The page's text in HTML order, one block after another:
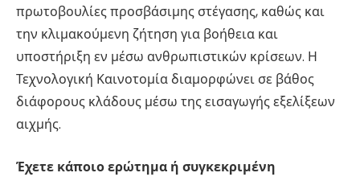
πρωτοβουλίες προσβάσιμης στέγασης, καθώς και
την κλιμακούμενη ζήτηση για βοήθεια και
υποστήριξη εν μέσω ανθρωπιστικών κρίσεων. Η
Τεχνολογική Καινοτομία διαμορφώνει σε βάθος
διάφορους κλάδους μέσω της εισαγωγής εξελίξεων
αιχμής.
Έχετε κάποιο ερώτημα ή συγκεκριμένη